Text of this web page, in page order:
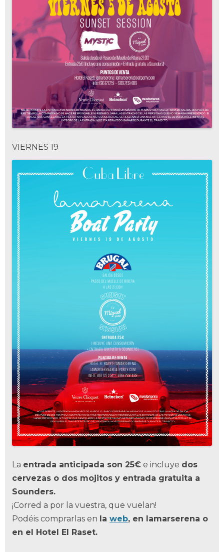
VIERNES 19
La entrada anticipada son 25€ e incluye dos
cervezas o dos mojitos y entrada gratuita a
Sounders.
¡Corred a por la vuestra, que vuelan!
Podéis comprarlas en la web, en lamarserena o
en el Hotel El Raset.